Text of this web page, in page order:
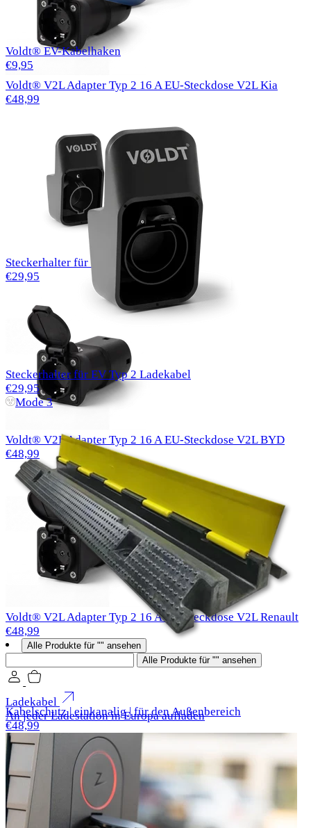
Voldt® V2L Adapter Typ 2 16 A EU-Steckdose V2L Kia
€48,99
Steckerhalter für EV Typ 1-Ladekabel
€29,95
Voldt® V2L Adapter Typ 2 16 A EU-Steckdose V2L BYD
€48,99
Voldt® V2L Adapter Typ 2 16 A EU-Steckdose V2L Renault
€48,99
Alle Produkte für "" ansehen
Alle Produkte für "" ansehen
Ladekabel
An jeder Ladestation in Europa aufladen
Voldt® EV-Kabelhaken
€9,95
Steckerhalter für EV Typ 2 Ladekabel
€29,95
Mode 3
Kabelschutz | einkanalig | für den Außenbereich
€48,99